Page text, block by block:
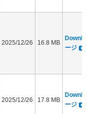
2025/12/26 16.8 MB
ージ
2025/12/26 17.8 MB
ージ